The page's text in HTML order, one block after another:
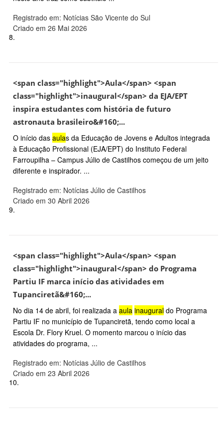
Registrado em: Notícias São Vicente do Sul
Criado em 26 Mai 2026
8.
<span class="highlight">Aula</span> <span
class="highlight">inaugural</span> da EJA/EPT
inspira estudantes com história de futuro
astronauta brasileiro&#160;...
O início das aulas da Educação de Jovens e Adultos integrada
à Educação Profissional (EJA/EPT) do Instituto Federal
Farroupilha – Campus Júlio de Castilhos começou de um jeito
diferente e inspirador. ...
Registrado em: Notícias Júlio de Castilhos
Criado em 30 Abril 2026
9.
<span class="highlight">Aula</span> <span
class="highlight">inaugural</span> do Programa
Partiu IF marca início das atividades em
Tupanciretã&#160;...
No dia 14 de abril, foi realizada a aula inaugural do Programa
Partiu IF no município de Tupanciretã, tendo como local a
Escola Dr. Flory Kruel. O momento marcou o início das
atividades do programa, ...
Registrado em: Notícias Júlio de Castilhos
Criado em 23 Abril 2026
10.